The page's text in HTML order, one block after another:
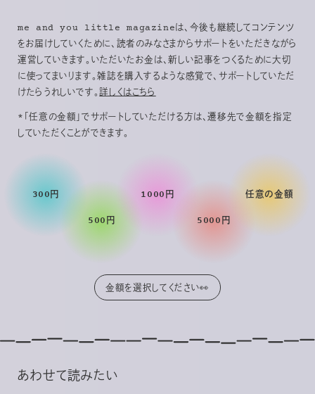
me and you little magazineは、今後も継続してコンテンツ
をお届けしていくために、読者のみなさまからサポートをいただきながら
運営していきます。いただいたお金は、新しい記事をつくるために大切
に使ってまいります。雑誌を購入するような感覚で、サポートしていただ
けたらうれしいです。詳しくはこちら
*「任意の金額」でサポートしていただける方は、遷移先で金額を指定
していただくことができます。
300円
500円
1000円
5000円
任意の金額
あわせて読みたい